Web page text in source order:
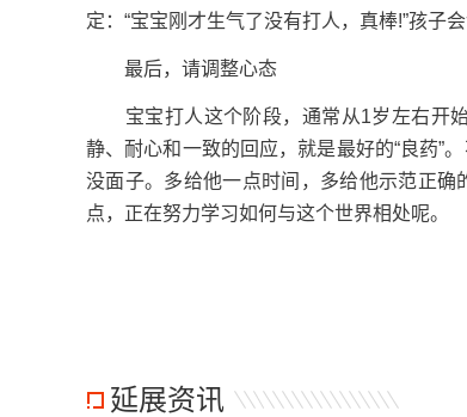
定：“宝宝刚才生气了没有打人，真棒!”孩子
最后，请调整心态
宝宝打人这个阶段，通常从1岁左右开始
静、耐心和一致的回应，就是最好的“良药”
没面子。多给他一点时间，多给他示范正
点，正在努力学习如何与这个世界相处呢。
延展资讯